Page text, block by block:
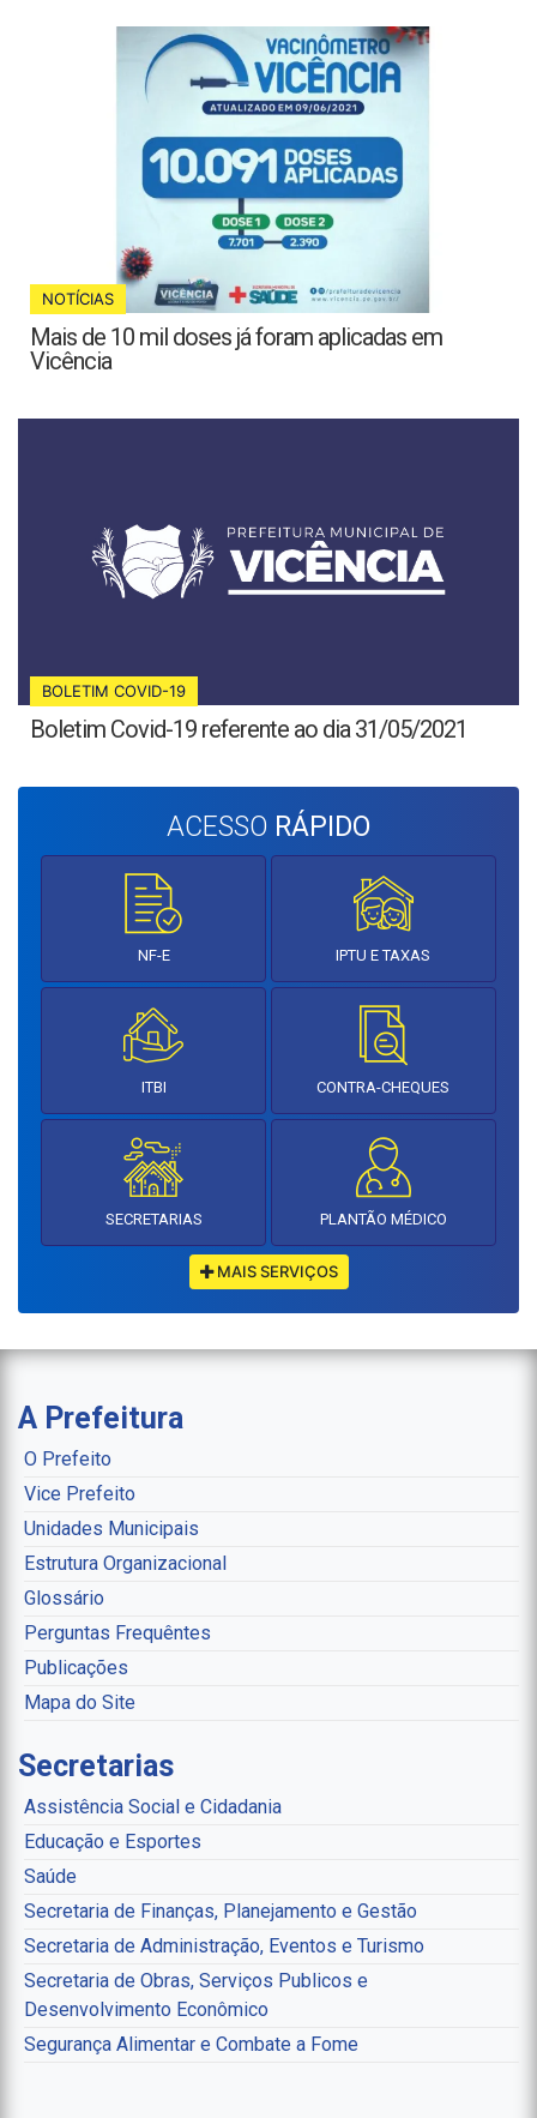
NOTÍCIAS
Mais de 10 mil doses já foram aplicadas em
Vicência
BOLETIM COVID-19
Boletim Covid-19 referente ao dia 31/05/2021
ACESSO RÁPIDO
NF-E IPTU E TAXAS
ITBI CONTRA-CHEQUES
SECRETARIAS PLANTÃO MÉDICO
MAIS SERVIÇOS
A Prefeitura
O Prefeito
Vice Prefeito
Unidades Municipais
Estrutura Organizacional
Glossário
Perguntas Frequêntes
Publicações
Mapa do Site
Secretarias
Assistência Social e Cidadania
Educação e Esportes
Saúde
Secretaria de Finanças, Planejamento e Gestão
Secretaria de Administração, Eventos e Turismo
Secretaria de Obras, Serviços Publicos e
Desenvolvimento Econômico
Segurança Alimentar e Combate a Fome